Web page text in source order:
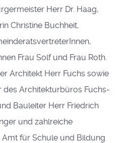
Herr Dr. Haag,
Christine Buchheit,
Frau Solf und Frau Roth.
Architekt Herr Fuchs sowie
des Architekturbüros Fuchs-
Bauleiter Herr Friedrich
und zahlreiche
für Schule und Bildung